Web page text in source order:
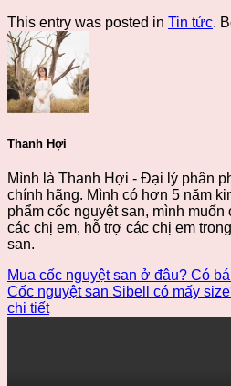
This entry was posted in Tin tức.
Thanh Hợi
Mình là Thanh Hợi - Đại lý phân
chính hãng. Mình có hơn 5 năm
phẩm cốc nguyệt san, mình
các chị em, hỗ trợ các chị em
san.
Mua cốc nguyệt san ở đâu? Có
Cốc nguyệt san Sibell có mấy
chi tiết